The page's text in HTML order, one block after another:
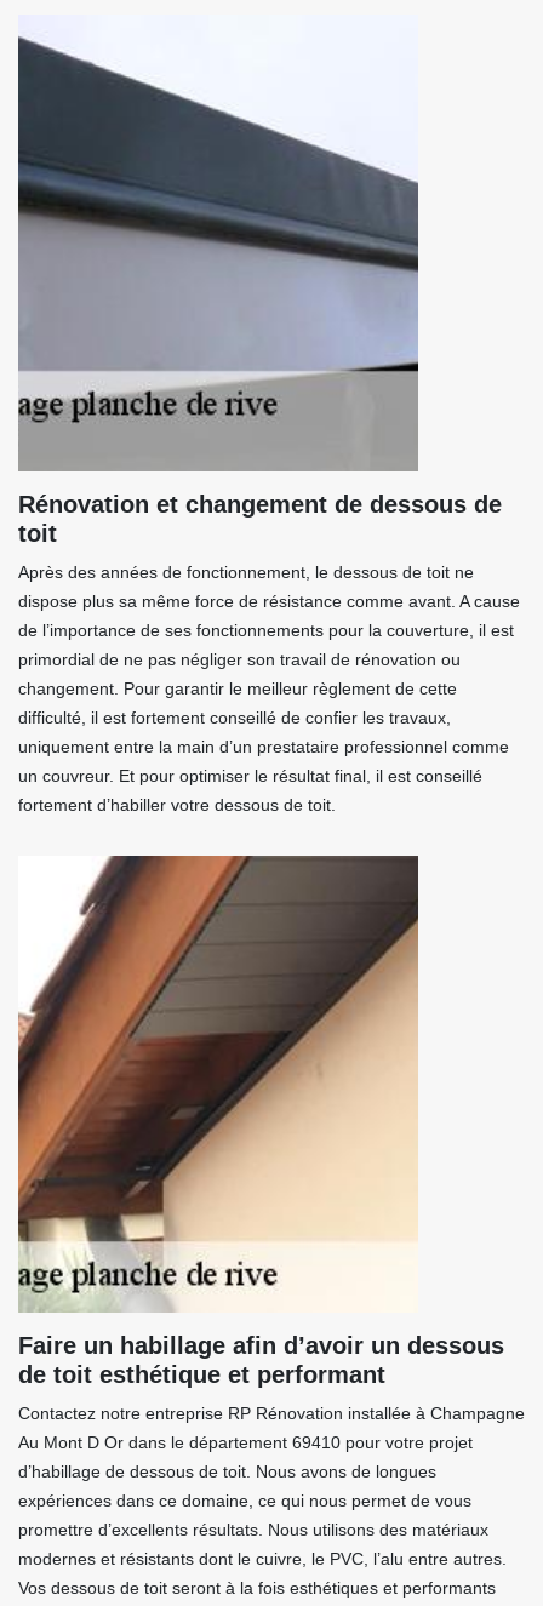
Rénovation et changement de dessous de
toit
Après des années de fonctionnement, le dessous de toit ne
dispose plus sa même force de résistance comme avant. A cause
de l’importance de ses fonctionnements pour la couverture, il est
primordial de ne pas négliger son travail de rénovation ou
changement. Pour garantir le meilleur règlement de cette
difficulté, il est fortement conseillé de confier les travaux,
uniquement entre la main d’un prestataire professionnel comme
un couvreur. Et pour optimiser le résultat final, il est conseillé
fortement d’habiller votre dessous de toit.
Faire un habillage afin d’avoir un dessous
de toit esthétique et performant
Contactez notre entreprise RP Rénovation installée à Champagne
Au Mont D Or dans le département 69410 pour votre projet
d’habillage de dessous de toit. Nous avons de longues
expériences dans ce domaine, ce qui nous permet de vous
promettre d’excellents résultats. Nous utilisons des matériaux
modernes et résistants dont le cuivre, le PVC, l’alu entre autres.
Vos dessous de toit seront à la fois esthétiques et performants